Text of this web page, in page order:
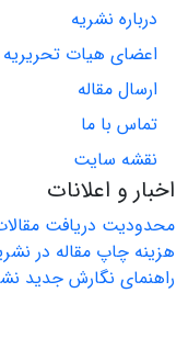
درباره نشریه
اعضای هیات تحریریه
ارسال مقاله
تماس با ما
نقشه سایت
اخبار و اعلانات
محدودیت دریافت
هزینه چاپ مقاله در
راهنمای نگارش جدید